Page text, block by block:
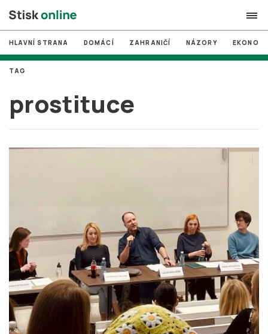
search
# MUNI
# Brno
# volby
HLAVNÍ STRANA DOMÁCÍ ZAHRANIČÍ NÁZORY
prostituce
TAG